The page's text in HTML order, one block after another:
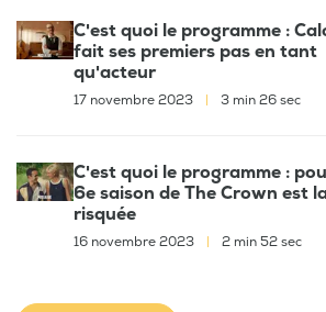
C'est quoi le programme :
fait ses premiers pas en tant
qu'acteur
17 novembre 2023 3 min 26 sec
C'est quoi le programme :
6e saison de The Crown est
risquée
16 novembre 2023 2 min 52 sec